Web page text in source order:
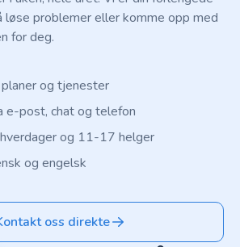
løse problemer eller komme opp med
for deg.
og tjenester
e-post, chat og telefon
og 11-17 helger
og engelsk
oss direkte